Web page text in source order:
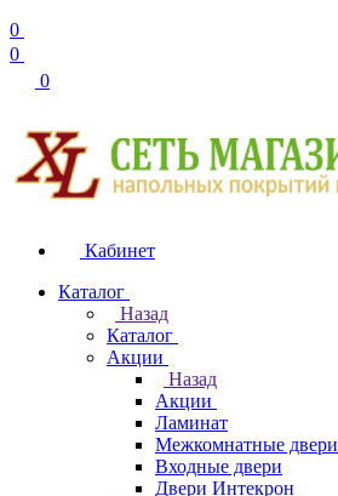
0
0
0
Кабинет
Каталог
Назад
Каталог
Акции
Назад
Акции
Ламинат
Межкомнатные двери
Входные двери
Двери Интекрон